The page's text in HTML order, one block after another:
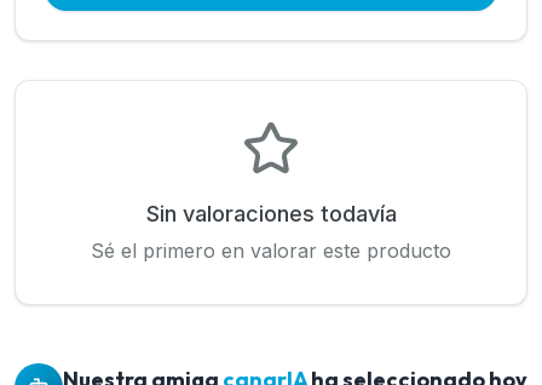
Sin valoraciones todavía
Sé el primero en valorar este producto